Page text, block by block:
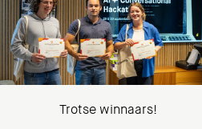
Trotse winnaars!